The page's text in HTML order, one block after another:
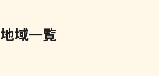
地域一覧